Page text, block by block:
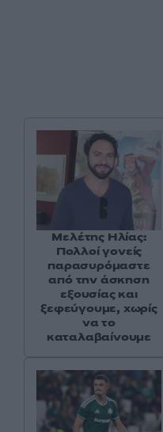
Μελέτης Ηλίας:
Πολλοί γονείς
παρασυρόμαστε
από την άσκηση
εξουσίας και
ξεφεύγουμε, χωρίς
να το
καταλαβαίνουμε